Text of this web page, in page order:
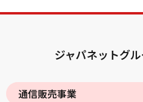
ジャパネットグ
通信販売事業